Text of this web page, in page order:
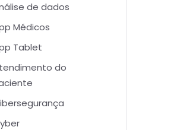
de dados
Médicos
Tablet
do